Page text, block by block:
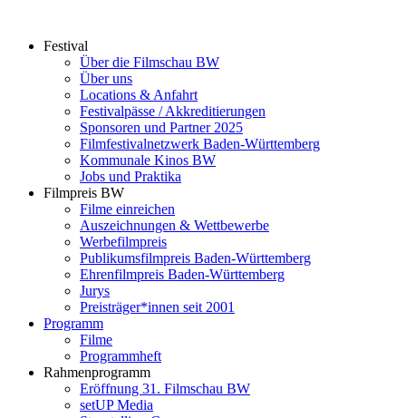
springenFestival
Über die Filmschau BW
Über uns
Locations & Anfahrt
Festivalpässe / Akkreditierungen
Sponsoren und Partner 2025
Filmfestivalnetzwerk ­Baden-Württemberg
Kommunale Kinos BW
Jobs und Praktika
Filmpreis BW
Filme einreichen
Auszeichnungen & Wettbewerbe
Werbefilmpreis
Publikumsfilmpreis Baden-Württemberg
Ehrenfilmpreis Baden-Württemberg
Jurys
Preisträger*innen seit 2001
Programm
Filme
Programmheft
Rahmenprogramm
Eröffnung 31. Filmschau BW
setUP Media